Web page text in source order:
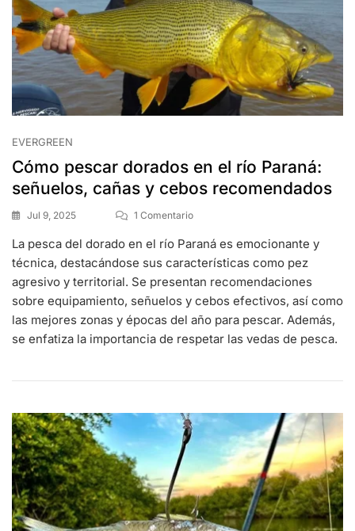
EVERGREEN
Cómo pescar dorados en el río Paraná:
señuelos, cañas y cebos recomendados
Jul 9, 2025 1 Comentario
La pesca del dorado en el río Paraná es emocionante y
técnica, destacándose sus características como pez
agresivo y territorial. Se presentan recomendaciones
sobre equipamiento, señuelos y cebos efectivos, así como
las mejores zonas y épocas del año para pescar. Además,
se enfatiza la importancia de respetar las vedas de pesca.